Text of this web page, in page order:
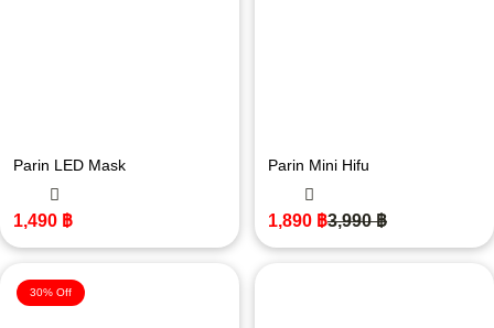
Parin LED Mask
1,490 ฿
Parin Mini Hifu
3,990฿
1,890 ฿
30% Off